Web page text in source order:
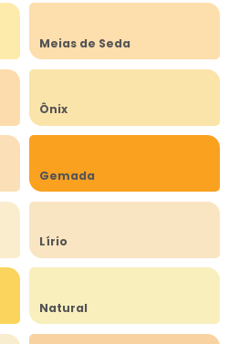
Meias de Seda
Ônix
Gemada
Lírio
Natural